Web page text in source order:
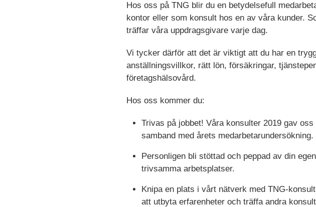
Hos oss på TNG blir du en betydelsefull
kontor eller som konsult hos en av våra kunder.
träffar våra uppdragsgivare varje dag.
Vi tycker därför att det är viktigt att du har en
anställningsvillkor, rätt lön, försäkringar,
företagshälsovård.
Hos oss kommer du:
Trivas på jobbet! Våra konsulter 2019 gav
samband med årets
Personligen bli stöttad och peppad av din
trivsamma arbetsplatser.
Knipa en plats i vårt nätverk med TNG-
att utbyta erfarenheter och träffa andra